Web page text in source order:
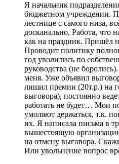
Я начальник
бюджетном учреждении.
лестнице с самого низа,
досканально, Работа, что
как на праздник. Пришёл
Проводит политику
год уволились по
руководства (не
меня. Уже объявил
лишил премии (20т.р.) на
выговора), постоянно
работать не будет… Мои
умоляют держаться, т.к.
их. Я написала письма в
вышестоящую
на отмену выговора.
Или увольнение вопрос